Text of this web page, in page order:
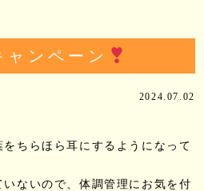
ャンペーン
2024.07.02
をちらほら耳にするようになって
ないので、体調管理にお気を付